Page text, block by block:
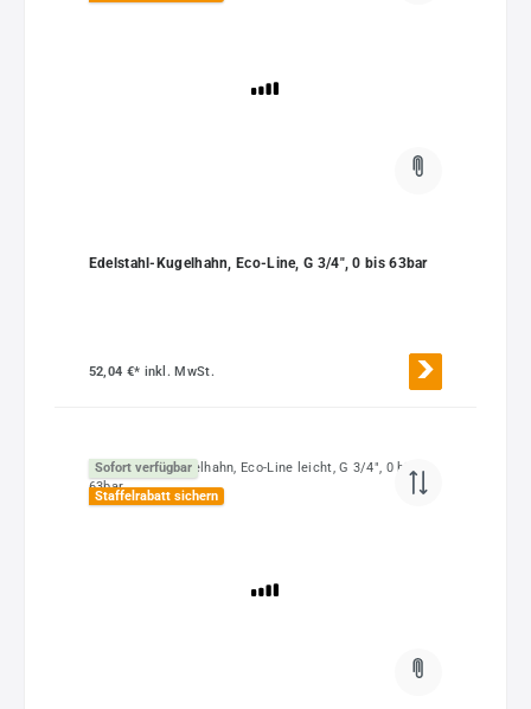
Edelstahl-Kugelhahn, Eco-Line, G 3/4", 0 bis 63bar
52,04 €* inkl. MwSt.
Sofort verfügbar
Staffelrabatt sichern